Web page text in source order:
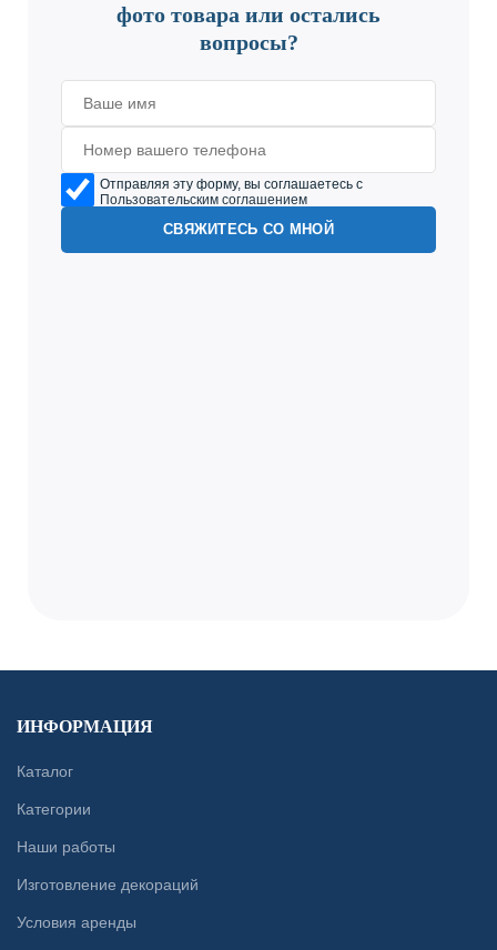
фото товара или остались
вопросы?
Отправляя эту форму, вы соглашаетесь с
Пользовательским соглашением
ИНФОРМАЦИЯ
Каталог
Категории
Наши работы
Изготовление декораций
Условия аренды